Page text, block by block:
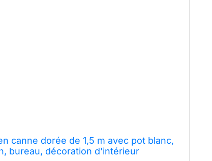
canne dorée de 1,5 m avec pot blanc,
bureau, décoration d'intérieur